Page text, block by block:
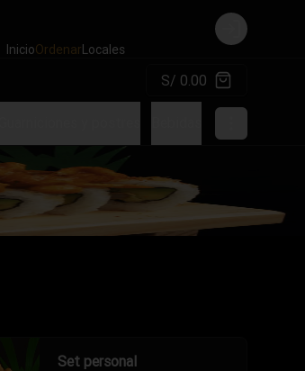
InicioOrdenarLocales
Login
S/ 0.00
Set personal